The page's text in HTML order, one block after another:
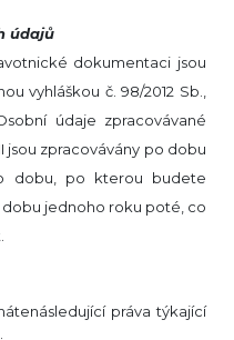
údajů
dokumentaci jsou
vyhláškou č. 98/2012 Sb.,
údaje zpracovávané
jsou zpracovávány po dobu
dobu, po kterou budete
jednoho roku poté, co
práva týkající